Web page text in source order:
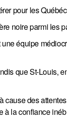
pour les
noire parmi les
équipe
que St-Louis,
cause des
à la confiance